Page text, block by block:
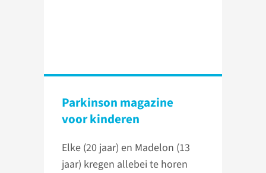
Parkinson magazine
voor kinderen
Elke (20 jaar) en Madelon (13
jaar) kregen allebei te horen